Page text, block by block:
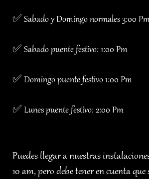
✅ Sabado y Domingo normales 3:00
✅ Sabado puente festivo: 1:00 Pm
✅ Domingo puente festivo 1:00 Pm
✅ Lunes puente festivo: 2:00 Pm
Puedes llegar a nuestras
10 am, pero debe tener en cuenta